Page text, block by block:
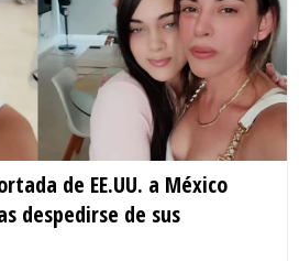
de EE.UU. a México
despedirse de sus